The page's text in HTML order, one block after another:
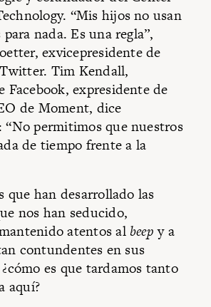
“Mis hijos no usan
nada. Es una regla”,
exvicepresidente de
Tim Kendall,
Facebook, expresidente de
de Moment, dice
permitimos que nuestros
de tiempo frente a la
que han desarrollado las
nos han seducido,
atentos albeepy a
contundentes en sus
es que tardamos tanto
aquí?